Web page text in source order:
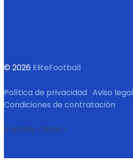
© 2026 EliteFootball
Política de privacidad · Aviso legal
Condiciones de contratación
Ir arriba ↑ Subir ↑